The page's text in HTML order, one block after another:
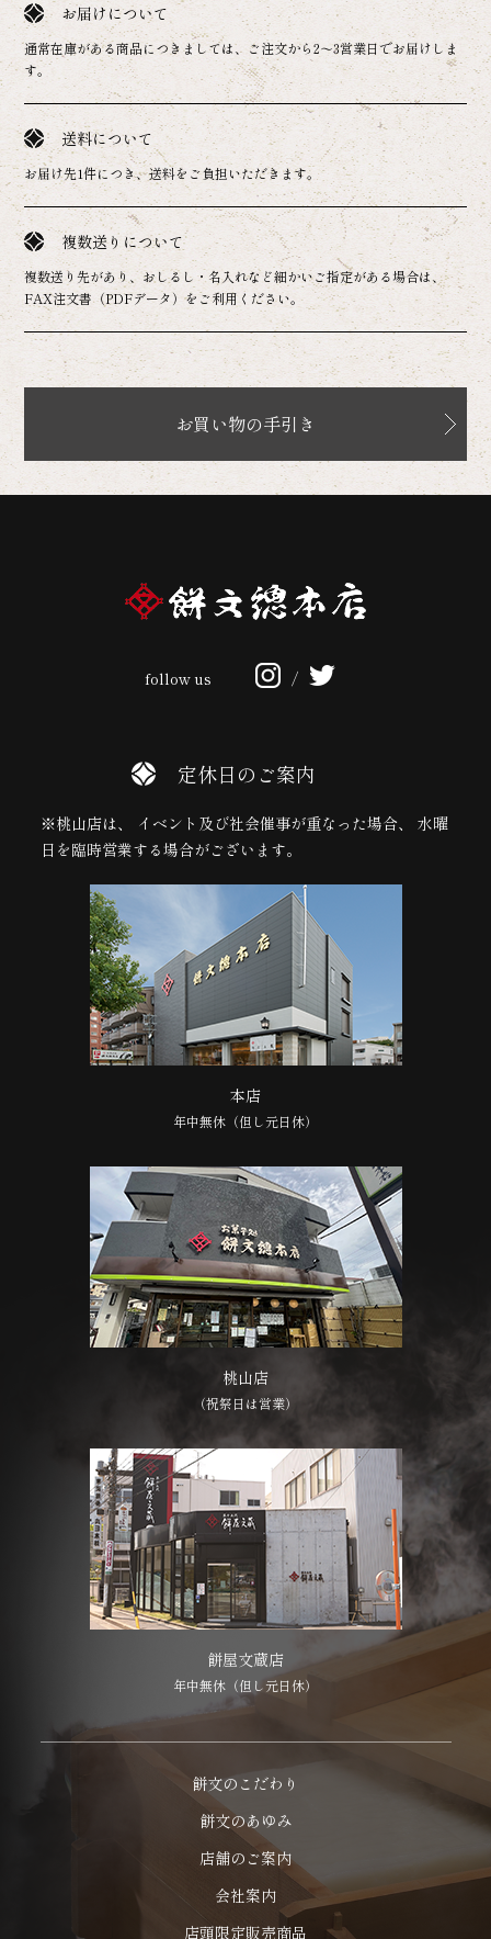
お届けについて
通常在庫がある商品につきましては、ご注文から2～3営業日でお届けしま
す。
送料について
お届け先1件につき、送料をご負担いただきます。
複数送りについて
複数送り先があり、おしるし・名入れなど細かいご指定がある場合は、
FAX注文書（PDFデータ）をご利用ください。
お買い物の手引き
follow us /
定休日のご案内
※桃山店は、 イベント及び社会催事が重なった場合、 水曜
日を臨時営業する場合がございます。
本店
年中無休（但し元日休）
桃山店
（祝祭日は営業）
餅屋文蔵店
年中無休（但し元日休）
餅文のこだわり
餅文のあゆみ
店舗のご案内
会社案内
店頭限定販売商品